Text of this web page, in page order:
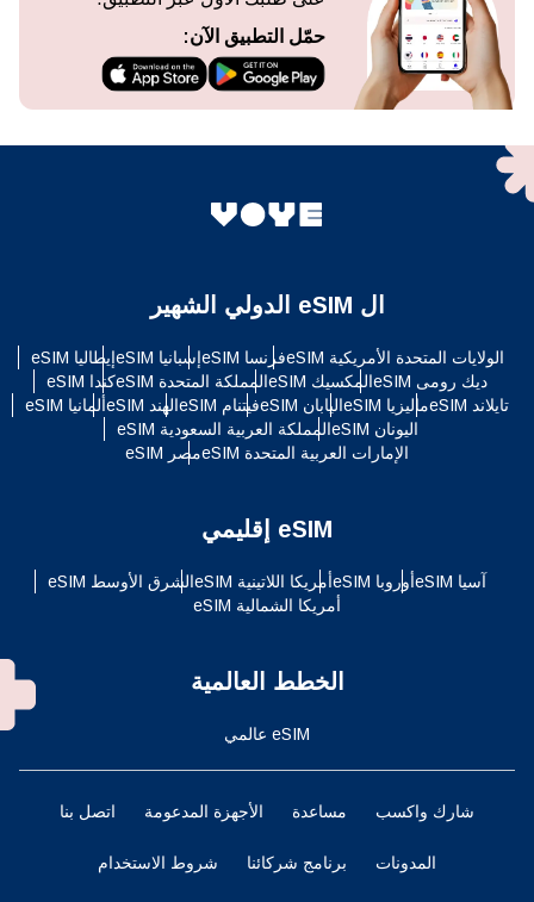
حمّل التطبيق الآن:
ال eSIM الدولي الشهير
الولايات المتحدة الأمريكية eSIM فرنسا eSIM إسبانيا eSIM
إيطاليا eSIM
ديك رومى eSIM
المكسيك eSIM المملكة المتحدة eSIM
كندا eSIM
تايلاند eSIM
ماليزيا eSIM اليابان eSIM فيتنام eSIM الهند eSIM
ألمانيا eSIM
اليونان eSIM
المملكة العربية السعودية eSIM
الإمارات العربية المتحدة eSIM
مصر eSIM
eSIM إقليمي
آسيا eSIM أوروبا eSIM أمريكا اللاتينية eSIM
الشرق الأوسط eSIM
أمريكا الشمالية eSIM
الخطط العالمية
eSIM عالمي
شارك واكسب مساعدة الأجهزة المدعومة اتصل بنا
المدونات برنامج شركائنا شروط الاستخدام